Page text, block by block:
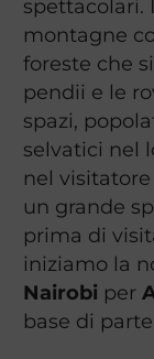
spettacolari.
montagne
foreste che
pendii e le
spazi,
selvatici nel
nel
un grande
prima di
iniziamo la
Nairobiper
base di